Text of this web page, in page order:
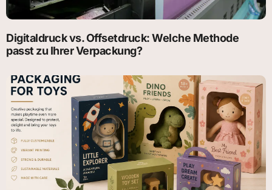
Digitaldruck vs. Offsetdruck: Welche Methode
passt zu Ihrer Verpackung?